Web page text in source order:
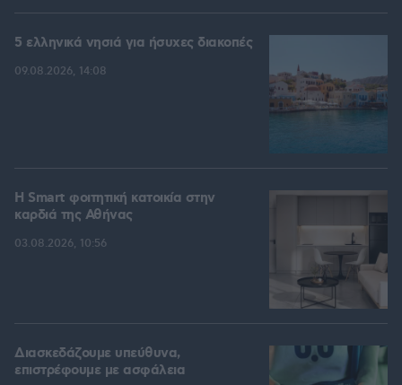
5 ελληνικά νησιά για ήσυχες διακοπές
09.08.2026, 14:08
Η Smart φοιτητική κατοικία στην
καρδιά της Αθήνας
03.08.2026, 10:56
Διασκεδάζουμε υπεύθυνα,
επιστρέφουμε με ασφάλεια